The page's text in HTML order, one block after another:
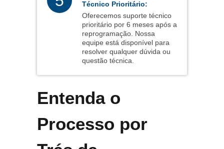
Técnico Prioritário:
Oferecemos suporte técnico
prioritário por 6 meses após a
reprogramação. Nossa
equipe está disponível para
resolver qualquer dúvida ou
questão técnica.
Entenda o
Processo por